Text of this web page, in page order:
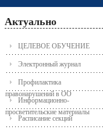
Актуально
ЦЕЛЕВОЕ ОБУЧЕНИЕ
Электронный журнал
Профилактика
правонарушений в ОО
Информационно-
просветительские материалы
Расписание секций